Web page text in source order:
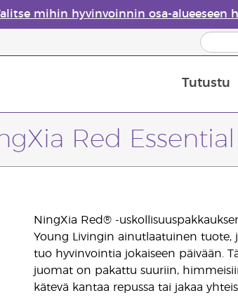
mihin hyvinvoinnin osa-alueeseen
Tutustu
Red
NingXia Red® -
Young Livingin ainutlaatuinen
tuo hyvinvointia jokaiseen päivään.
juomat on pakattu suuriin,
kätevä kantaa repussa tai jakaa